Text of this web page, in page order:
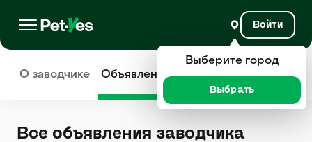
Войти
О заводчике Объявления Отзывы
Все объявления заводчика
Выберите город
Выбрать